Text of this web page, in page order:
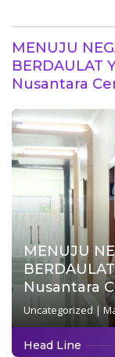
Pendataan
Wilayah Binaan
MENUJU
BERDAULAT
Nusantara
MENUJU
Nusantara
Uncategorized |
Head Line